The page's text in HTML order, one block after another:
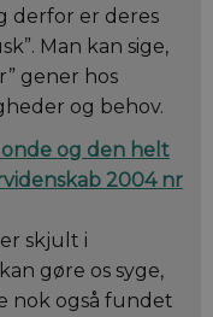
derfor er deres
Man kan sige,
gener hos
og behov.
og den helt
2004 nr
skjult i
gøre os syge,
nok også fundet
Inc.
minutter
59
sekunder